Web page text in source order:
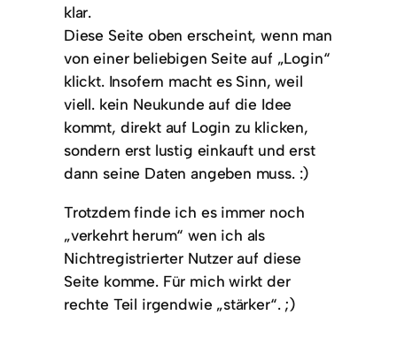
klar.
Diese Seite oben erscheint, wenn man
von einer beliebigen Seite auf „Login“
klickt. Insofern macht es Sinn, weil
viell. kein Neukunde auf die Idee
kommt, direkt auf Login zu klicken,
sondern erst lustig einkauft und erst
dann seine Daten angeben muss. :)
Trotzdem finde ich es immer noch
„verkehrt herum“ wen ich als
Nichtregistrierter Nutzer auf diese
Seite komme. Für mich wirkt der
rechte Teil irgendwie „stärker“. ;)